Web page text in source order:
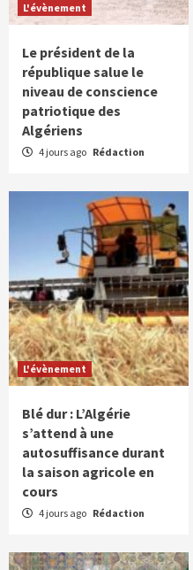
L'évènement
Le président de la
république salue le
niveau de conscience
patriotique des
Algériens
4 jours ago Rédaction
L'évènement
Blé dur : L’Algérie
s’attend à une
autosuffisance durant
la saison agricole en
cours
4 jours ago Rédaction